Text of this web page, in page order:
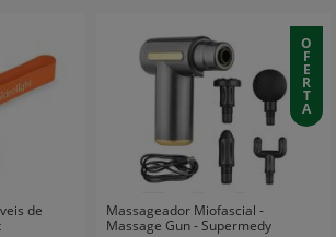
de
O
F
E
R
T
A
Massageador Miofascial -
Massage Gun - Supermedy